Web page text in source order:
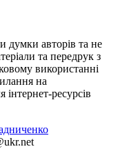
думки авторів та не
та передрук з
використанні
на
ресурсів